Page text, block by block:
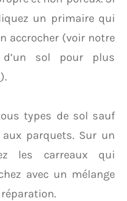
un primaire qui
accrocher (voir notre
sol pour plus
).
types de sol sauf
parquets. Sur un
les carreaux qui
avec un mélange